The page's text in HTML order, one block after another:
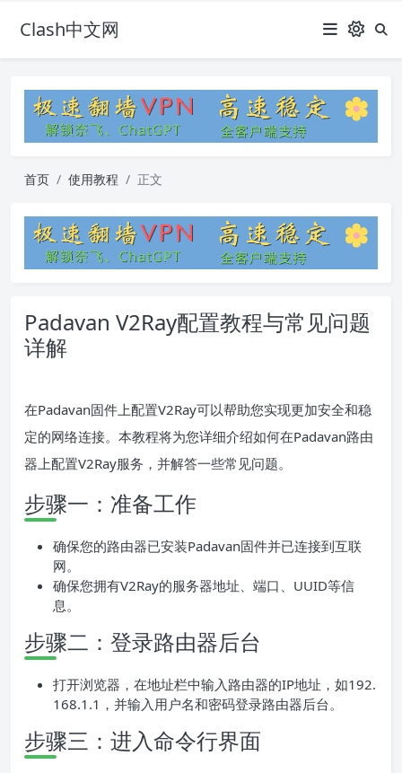
Clash中文网
首页 使用教程 正文
Padavan V2Ray配置教程与常见问题
详解
在Padavan固件上配置V2Ray可以帮助您实现更加安全和稳
定的网络连接。本教程将为您详细介绍如何在Padavan路由
器上配置V2Ray服务，并解答一些常见问题。
步骤一：准备工作
确保您的路由器已安装Padavan固件并已连接到互联
网。
确保您拥有V2Ray的服务器地址、端口、UUID等信
息。
步骤二：登录路由器后台
打开浏览器，在地址栏中输入路由器的IP地址，如192.
168.1.1，并输入用户名和密码登录路由器后台。
步骤三：进入命令行界面